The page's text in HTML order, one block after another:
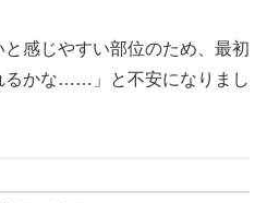
感じやすい部位のため、最初
るかな……」と不安になりまし